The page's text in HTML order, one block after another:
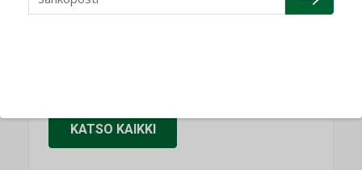
LEHDEN ARTIKKELIT
KATSO KAIKKI